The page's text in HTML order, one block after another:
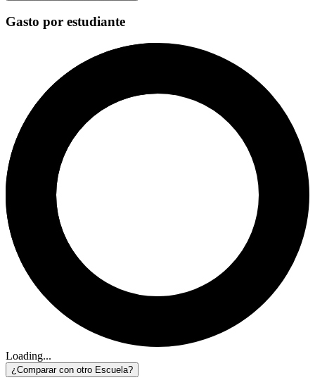
Gasto por estudiante
Loading...
¿Comparar con otro Escuela?